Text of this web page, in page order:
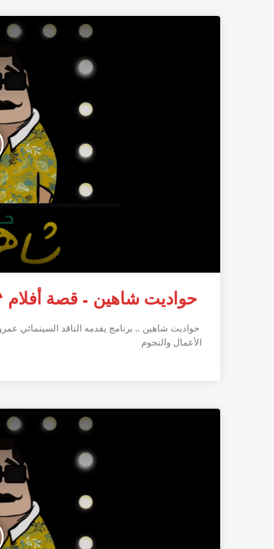
حواديت شاهين – قصة أفلام
حواديت شاهين .. برنامج يقدمه الناقد السينمائي
الأعمال والنجوم